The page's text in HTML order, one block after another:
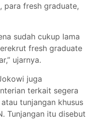
para fresh graduate,
sudah cukup lama
fresh graduate
ujarnya.
juga
terkait segera
tunjangan khusus
Tunjangan itu disebut